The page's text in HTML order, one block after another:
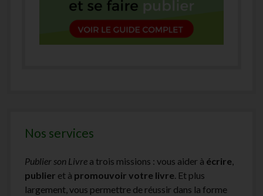
Nos services
Publier son Livre a trois missions : vous aider à écrire,
publier et à promouvoir votre livre. Et plus
largement, vous permettre de réussir dans la forme